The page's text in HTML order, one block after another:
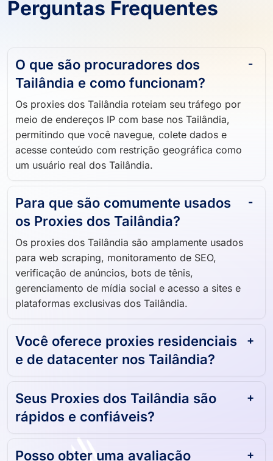
Perguntas Frequentes
O que são procuradores dos
Tailândia e como funcionam?
Os proxies dos Tailândia roteiam seu tráfego por
meio de endereços IP com base nos Tailândia,
permitindo que você navegue, colete dados e
acesse conteúdo com restrição geográfica como
Para que são comumente usados ​​
os Proxies dos Tailândia?
Os proxies dos Tailândia são amplamente usados ​​
para web scraping, monitoramento de SEO,
verificação de anúncios, bots de tênis,
gerenciamento de mídia social e acesso a sites e
Você oferece proxies residenciais
Seus Proxies dos Tailândia são
rápidos e confiáveis?